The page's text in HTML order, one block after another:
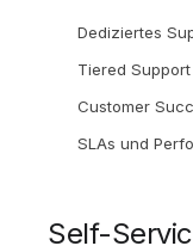
Dediziertes
Tiered Support
Customer
SLAs und
Self-